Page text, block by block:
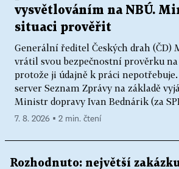
vysvětlováním na NBÚ.
situaci prověřit
Generální ředitel Českých drah (ČD)
vrátil svou bezpečnostní prověrku
protože ji údajně k práci
server Seznam Zprávy na základě
Ministr dopravy Ivan Bednárik (za
7. 8. 2026 ▪ 2 min. čtení
Rozhodnuto: největší